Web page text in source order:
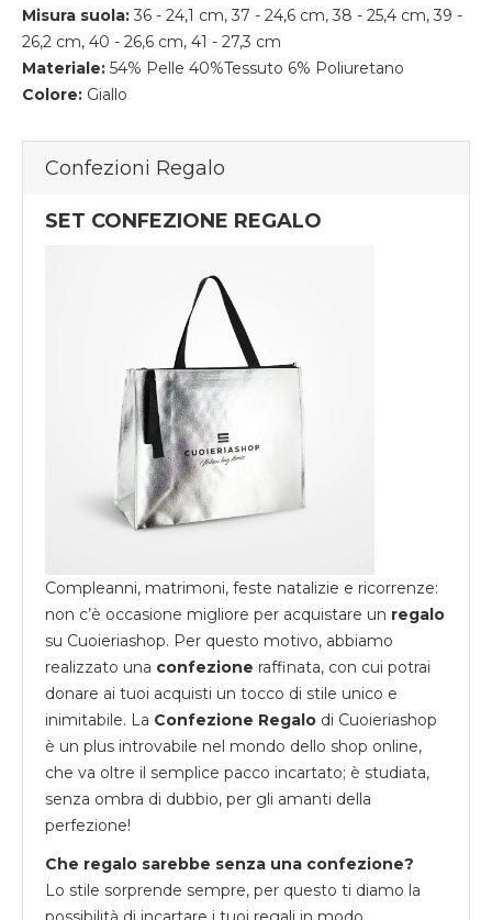
Misura suola: 36 - 24,1 cm, 37 - 24,6 cm, 38 - 25,4 cm, 39 -
26,2 cm, 40 - 26,6 cm, 41 - 27,3 cm
Materiale: 54% Pelle 40%Tessuto 6% Poliuretano
Colore: Giallo
Confezioni Regalo
SET CONFEZIONE REGALO
Compleanni, matrimoni, feste natalizie e ricorrenze:
non c’è occasione migliore per acquistare un regalo
su Cuoieriashop. Per questo motivo, abbiamo
realizzato una confezione raffinata, con cui potrai
donare ai tuoi acquisti un tocco di stile unico e
inimitabile. La Confezione Regalo di Cuoieriashop
è un plus introvabile nel mondo dello shop online,
che va oltre il semplice pacco incartato; è studiata,
senza ombra di dubbio, per gli amanti della
perfezione!
Che regalo sarebbe senza una confezione?
Lo stile sorprende sempre, per questo ti diamo la